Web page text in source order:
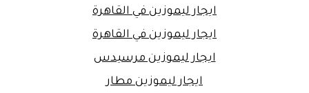
ايجار ليموزين في القاهرة
ايجار ليموزين في القاهرة
ايجار ليموزين مرسيدس
ايجار ليموزين مطار